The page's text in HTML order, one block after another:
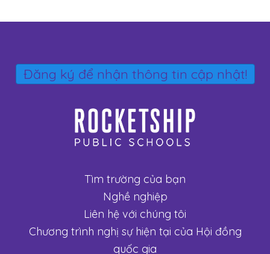
Tìm trường của bạn
Nghề nghiệp
Liên hệ với chúng tôi
Chương trình nghị sự hiện tại của Hội đồng
quốc gia